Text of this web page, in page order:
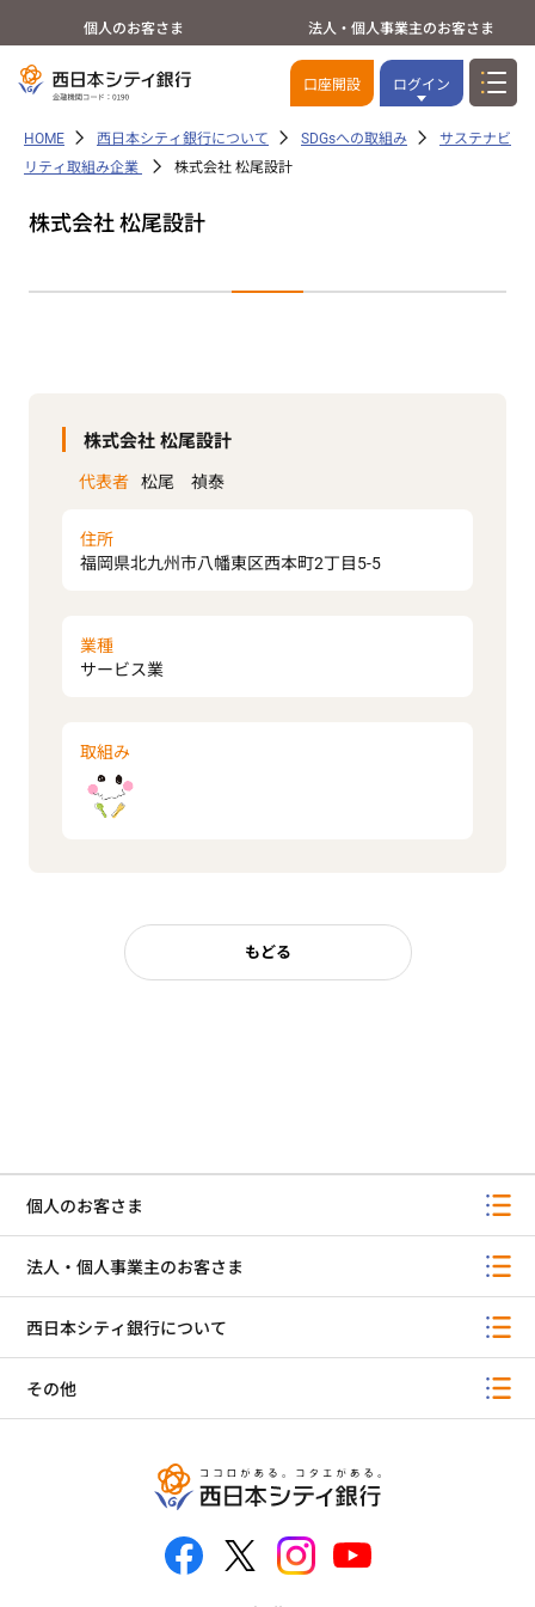
個人のお客さま 法人・個人事業主のお客さま
口座開設 ログイン
HOME 西日本シティ銀行について SDGsへの取組み
サステナビ
リティ取組み企業
株式会社 松尾設計
株式会社 松尾設計
株式会社 松尾設計
代表者 松尾 禎泰
住所
福岡県北九州市八幡東区西本町2丁目5-5
業種
サービス業
取組み
もどる
個人のお客さま
法人・個人事業主のお客さま
西日本シティ銀行について
その他